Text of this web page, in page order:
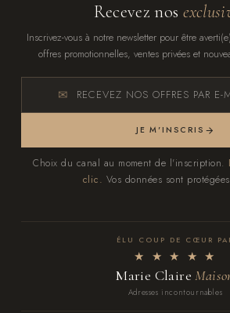
Recevez nos
Inscrivez-vous à notre newsletter pour être
offres promotionnelles, ventes privées et
RECEVEZ NOS OFFRES PAR
JE M'INSCRIS
Choix du canal au moment de l'inscription.
clic. Vos données sont
ÉLU COUP DE CŒUR
★ ★ ★ ★ ★
Marie Claire
Adresses incontournables